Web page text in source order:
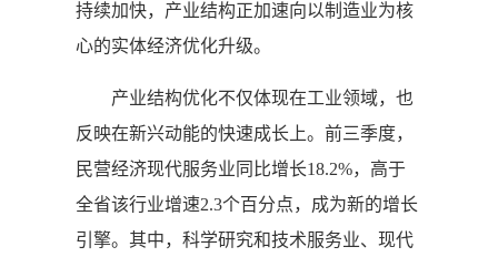
持续加快，产业结构正加速向以制造业为核
心的实体经济优化升级。
产业结构优化不仅体现在工业领域，也
反映在新兴动能的快速成长上。前三季度，
民营经济现代服务业同比增长18.2%，高于
全省该行业增速2.3个百分点，成为新的增长
引擎。其中，科学研究和技术服务业、现代